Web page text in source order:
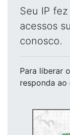
Seu IP
acessos
conosco.
Para liberar
responda